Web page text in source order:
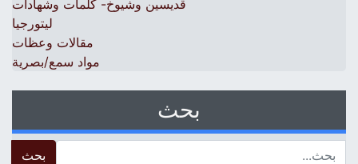
قديسين وشيوخ- كلمات وشهادات
ليتورجيا
مقالات وعظات
مواد سمع/بصرية
بحث